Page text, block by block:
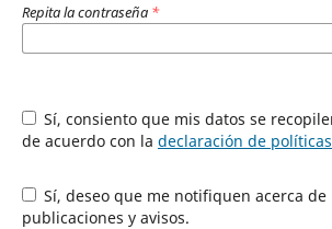
Repita la contraseña *
Sí, consiento que mis datos se recopilen y se almacenen
de acuerdo con la declaración de políticas
Sí, deseo que me notifiquen acerca de nuevas
publicaciones y avisos.